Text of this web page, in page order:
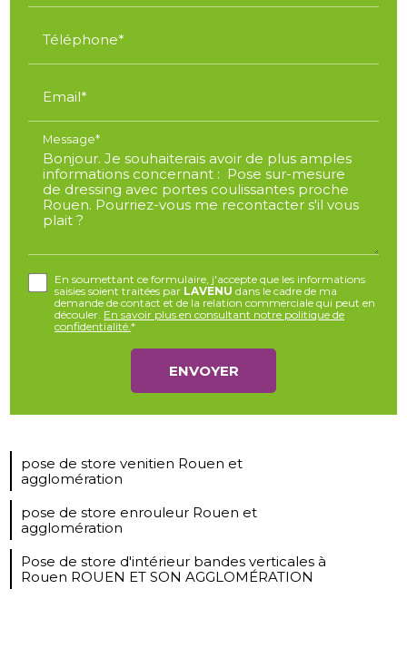
Téléphone*
Email*
Message*
En soumettant ce formulaire, j'accepte que les informations
saisies soient traitées par LAVENU dans le cadre de ma
demande de contact et de la relation commerciale qui peut en
découler. En savoir plus en consultant notre politique de
confidentialité.*
pose de store venitien Rouen et
agglomération
pose de store enrouleur Rouen et
agglomération
Pose de store d'intérieur bandes verticales à
Rouen ROUEN ET SON AGGLOMÉRATION